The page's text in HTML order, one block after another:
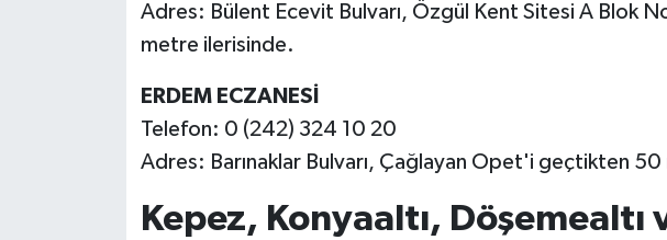
Adres: Bülent Ecevit Bulvarı, Özgül Kent Sitesi A Blok
metre ilerisinde.
ERDEM ECZANESİ
Telefon: 0 (242) 324 10 20
Adres: Barınaklar Bulvarı, Çağlayan Opet'i geçtikten
Kepez, Konyaaltı, Döşemealtı